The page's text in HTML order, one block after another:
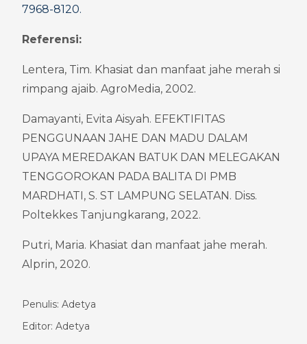
7968-8120.
Referensi:
Lentera, Tim. Khasiat dan manfaat jahe merah si
rimpang ajaib. AgroMedia, 2002.
Damayanti, Evita Aisyah. EFEKTIFITAS
PENGGUNAAN JAHE DAN MADU DALAM
UPAYA MEREDAKAN BATUK DAN MELEGAKAN
TENGGOROKAN PADA BALITA DI PMB
MARDHATI, S. ST LAMPUNG SELATAN. Diss.
Poltekkes Tanjungkarang, 2022.
Putri, Maria. Khasiat dan manfaat jahe merah.
Alprin, 2020.
Penulis: Adetya
Editor: Adetya